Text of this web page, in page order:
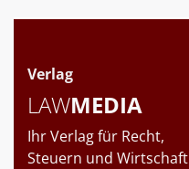
Verlag
LAWMEDIA
Ihr Verlag für Recht,
Steuern und Wirtschaft